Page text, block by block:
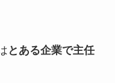
とある企業で主任